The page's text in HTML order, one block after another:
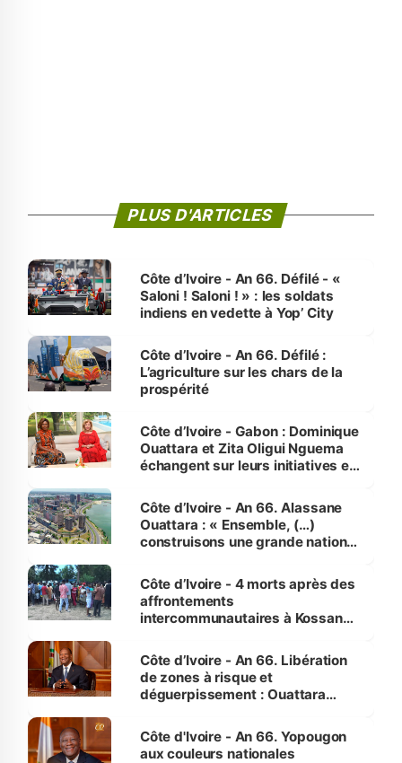
PLUS D'ARTICLES
Côte d’Ivoire - An 66. Défilé - «
Saloni ! Saloni ! » : les soldats
indiens en vedette à Yop’ City
Côte d’Ivoire - An 66. Défilé :
L’agriculture sur les chars de la
prospérité
Côte d’Ivoire - Gabon : Dominique
Ouattara et Zita Oligui Nguema
échangent sur leurs initiatives en
enfants
Côte d’Ivoire - An 66. Alassane
Ouattara : « Ensemble, (…)
construisons une grande nation
générations futures »
Côte d’Ivoire - 4 morts après des
affrontements
intercommunautaires à Kossandji
milieu des sinistrés
Côte d’Ivoire - An 66. Libération
de zones à risque et
déguerpissement : Ouattara
l'Etat de droit pour préserver les
vies humaines »
Côte d'Ivoire - An 66. Yopougon
aux couleurs nationales